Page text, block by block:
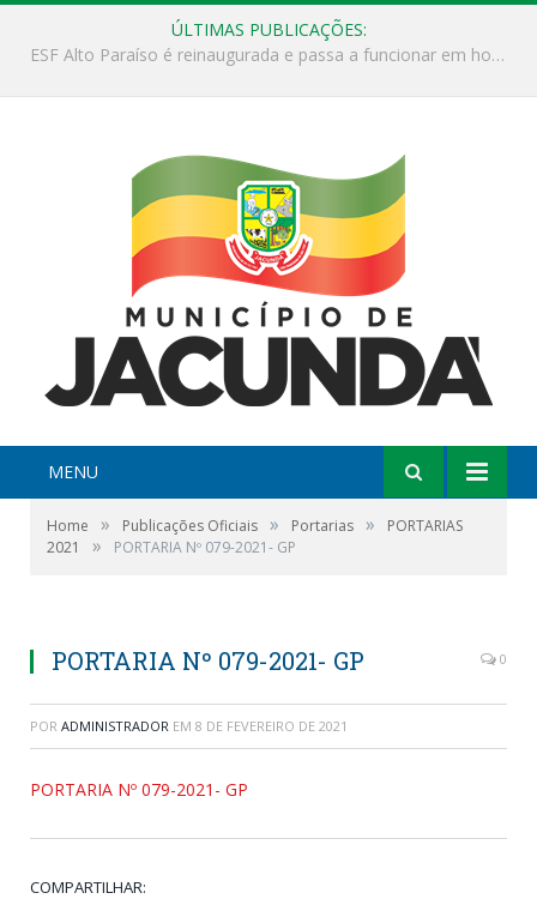
ÚLTIMAS PUBLICAÇÕES:
ESF Alto Paraíso é reinaugurada e passa a funcionar em horário estendido
MENU
Home » Publicações Oficiais » Portarias »
PORTARIAS
2021
» PORTARIA Nº 079-2021- GP
PORTARIA Nº 079-2021- GP 0
POR ADMINISTRADOR EM 8 DE FEVEREIRO DE 2021
PORTARIA Nº 079-2021- GP
COMPARTILHAR: